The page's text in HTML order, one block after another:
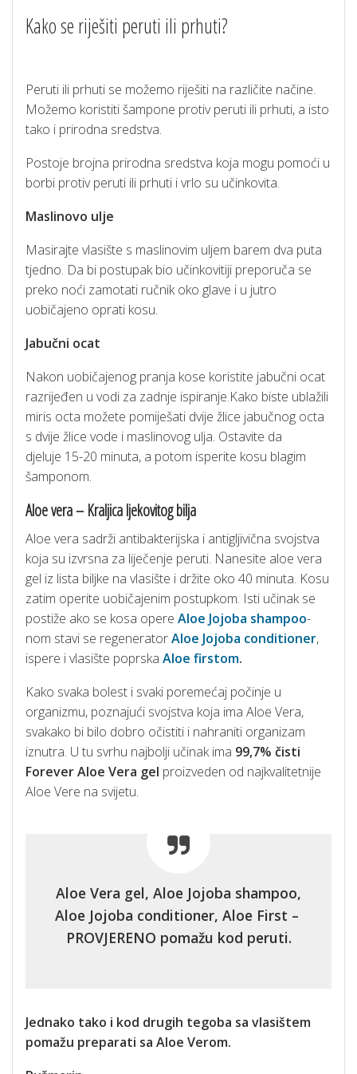
Kako se riješiti peruti ili prhuti?
Peruti ili prhuti se možemo riješiti na različite načine.
Možemo koristiti šampone protiv peruti ili prhuti, a isto
tako i prirodna sredstva.
Postoje brojna prirodna sredstva koja mogu pomoći u
borbi protiv peruti ili prhuti i vrlo su učinkovita.
Maslinovo ulje
Masirajte vlasište s maslinovim uljem barem dva puta
tjedno. Da bi postupak bio učinkovitiji preporuča se
preko noći zamotati ručnik oko glave i u jutro
uobičajeno oprati kosu.
Jabučni ocat
Nakon uobičajenog pranja kose koristite jabučni ocat
razrijeđen u vodi za zadnje ispiranje.Kako biste ublažili
miris octa možete pomiješati dvije žlice jabučnog octa
s dvije žlice vode i maslinovog ulja. Ostavite da
djeluje 15-20 minuta, a potom isperite kosu blagim
šamponom.
Aloe vera – Kraljica ljekovitog bilja
Aloe vera sadrži antibakterijska i antigljivična svojstva
koja su izvrsna za liječenje peruti. Nanesite aloe vera
gel iz lista biljke na vlasište i držite oko 40 minuta. Kosu
zatim operite uobičajenim postupkom. Isti učinak se
postiže ako se kosa opere Aloe Jojoba shampoo-
nom stavi se regeneratorAloe Jojoba conditioner,
ispere i vlasište poprska Aloe firstom.
Kako svaka bolest i svaki poremećaj počinje u
organizmu, poznajući svojstva koja ima Aloe Vera,
svakako bi bilo dobro očistiti i nahraniti organizam
iznutra. U tu svrhu najbolji učinak ima 99,7% čisti
ForeverAloe Vera gel proizveden od najkvalitetnije
Aloe Vere na svijetu.
Aloe Vera gel, Aloe Jojoba shampoo,
Aloe Jojoba conditioner, Aloe First –
PROVJERENO pomažu kod peruti.
Jednako tako i kod drugih tegoba sa vlasištem
pomažu preparati sa Aloe Verom.